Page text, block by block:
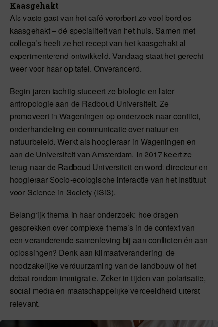
Kaasgehakt
Als vaste gast van het café verorbert ze veel bordjes
kaasgehakt – dé specialiteit van het huis. Samen met
collega’s heeft ze het recept van het kaasgehakt al
experimenterend ontwikkeld. Vandaag staat het gerecht
weer voor haar op tafel. Onveranderd.
Begin jaren tachtig studeert ze biologie en later
antropologie aan de Radboud Universiteit. Ze
promoveert in Wageningen op onderzoek naar conflict,
onderhandeling en communicatie over natuur en
natuurbeleid. Werkt als hoogleraar in Wageningen en
aan de Universiteit van Amsterdam. In 2017 keert ze
terug naar de Radboud Universiteit en wordt directeur en
hoogleraar Socio-ecologische interactie van het Instituut
voor Science in Society (ISiS).
Belangrijk thema in haar onderzoek: hoe dragen
gesprekken over complexe thema’s in de context van
een veranderende samenleving bij aan conflicten én aan
oplossingen? Denk aan klimaatverandering, de
noodzakelijke verduurzaming van de landbouw of het
debat rondom immigratie. Zeker in tijden van polarisatie,
social media en maatschappelijke verdeeldheid uiterst
relevant.